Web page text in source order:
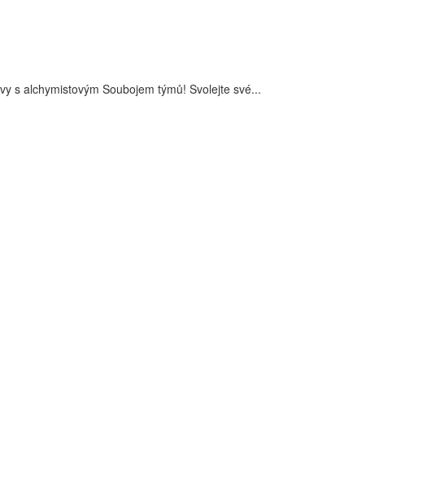
s alchymistovým Soubojem týmů! Svolejte své...